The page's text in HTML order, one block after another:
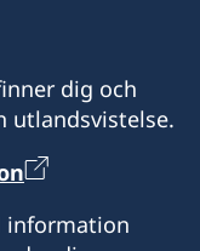
dig och
utlandsvistelse.
information